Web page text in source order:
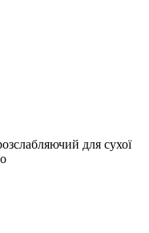
для сухої